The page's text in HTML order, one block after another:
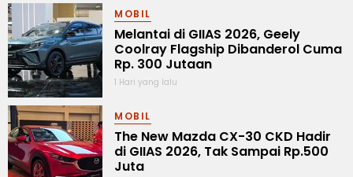
MOBIL
Melantai di GIIAS 2026, Geely
Coolray Flagship Dibanderol Cuma
Rp. 300 Jutaan
1 Hari yang lalu
MOBIL
The New Mazda CX-30 CKD Hadir
di GIIAS 2026, Tak Sampai Rp.500
Juta